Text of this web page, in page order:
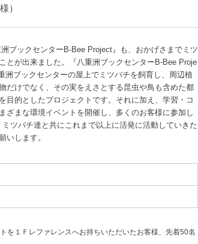
）
ブックセンターB-Bee Project』も、おかげさまでミツ
とが出来ました。『八重洲ブックセンターB-Bee Proje
洲ブックセンターの屋上でミツバチを飼育し、周辺植
だけでなく、その実をえさとする昆虫や鳥も含めた都
目的としたプロジェクトです。それに加え、学習・コ
ざまな環境イベントを開催し、多くのお客様に参加し
ツバチ達と共にこれまで以上に活発に活動していきた
いします。
を１Ｆレファレンスへお持ちいただいたお客様、先着50名